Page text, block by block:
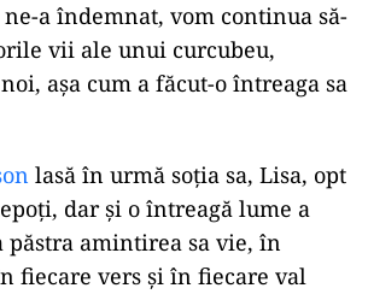
a îndemnat, vom continua să-
vii ale unui curcubeu,
așa cum a făcut-o întreaga sa
lasă în urmă soția sa, Lisa, opt
dar și o întreagă lume a
păstra amintirea sa vie, în
fiecare vers și în fiecare val